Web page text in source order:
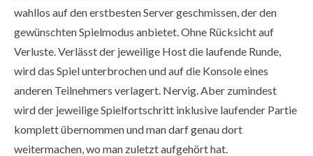
wahllos auf den erstbesten Server geschmissen, der den
gewünschten Spielmodus anbietet. Ohne Rücksicht auf
Verluste. Verlässt der jeweilige Host die laufende Runde,
wird das Spiel unterbrochen und auf die Konsole eines
anderen Teilnehmers verlagert. Nervig. Aber zumindest
wird der jeweilige Spielfortschritt inklusive laufender Partie
komplett übernommen und man darf genau dort
weitermachen, wo man zuletzt aufgehört hat.